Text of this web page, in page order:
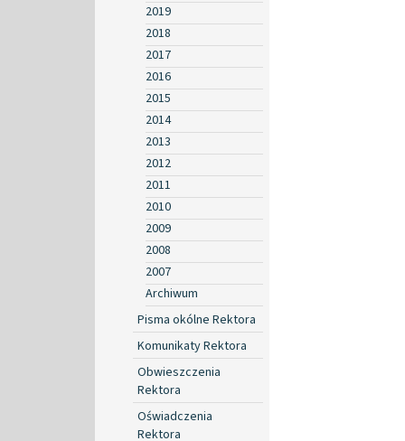
2019
2018
2017
2016
2015
2014
2013
2012
2011
2010
2009
2008
2007
Archiwum
Pisma okólne Rektora
Komunikaty Rektora
Obwieszczenia
Rektora
Oświadczenia
Rektora